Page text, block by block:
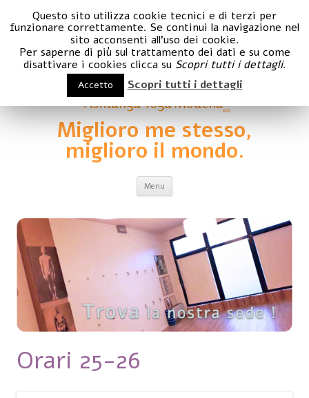
Miglioro me stesso,
miglioro il mondo.
Menu
Orari 25-26
Questo sito utilizza cookie tecnici e di terzi per
funzionare correttamente. Se continui la navigazione nel
sito acconsenti all'uso dei cookie.
Per saperne di più sul trattamento dei dati e su come
disattivare i cookies clicca su Scopri tutti i dettagli.
Accetto Scopri tutti i dettagli